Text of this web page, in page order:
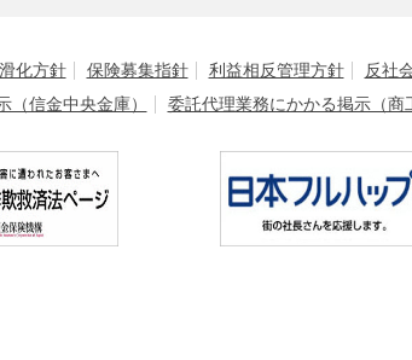
化方針 保険募集指針 利益相反管理方針 反社
（信金中央金庫）
委託代理業務にかかる掲示（商